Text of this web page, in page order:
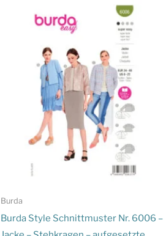
Burda
Burda Style Schnittmuster Nr. 6006 –